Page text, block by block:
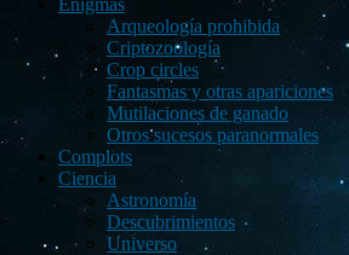
Enigmas
Arqueología prohibida
Criptozoología
Crop circles
Fantasmas y otras apariciones
Mutilaciones de ganado
Otros sucesos paranormales
Complots
Ciencia
Astronomía
Descubrimientos
Universo